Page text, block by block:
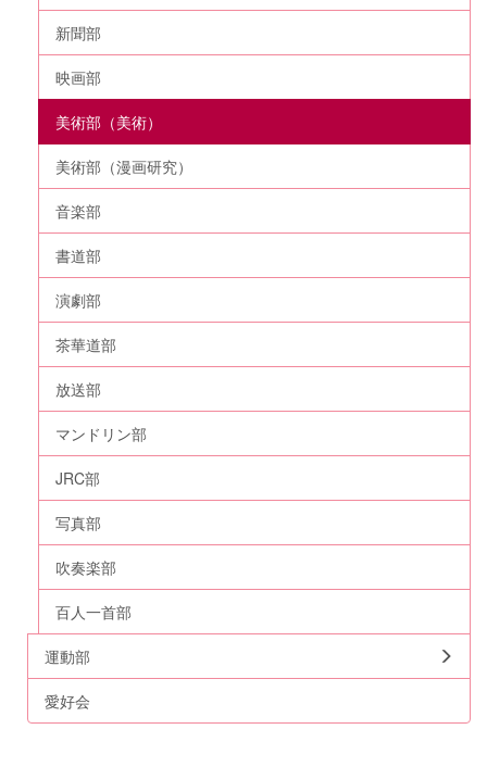
新聞部
映画部
美術部（美術）
美術部（漫画研究）
音楽部
書道部
演劇部
茶華道部
放送部
マンドリン部
JRC部
写真部
吹奏楽部
百人一首部
運動部
愛好会